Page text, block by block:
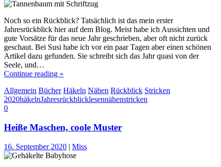
Noch so ein Rückblick? Tatsächlich ist das mein erster
Jahresrückblick hier auf dem Blog. Meist habe ich Aussichten und
gute Vorsätze für das neue Jahr geschrieben, aber oft nicht zurück
geschaut. Bei Susi habe ich vor ein paar Tagen aber einen schönen
Artikel dazu gefunden. Sie schreibt sich das Jahr quasi von der
Seele, und…
Continue reading »
Allgemein Bücher Häkeln Nähen Rückblick Stricken
2020häkelnJahresrückblicklesennähenstricken
0
Heiße Maschen, coole Muster
16. September 2020 | Miss